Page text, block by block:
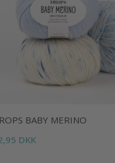
BABY MERINO
DKK